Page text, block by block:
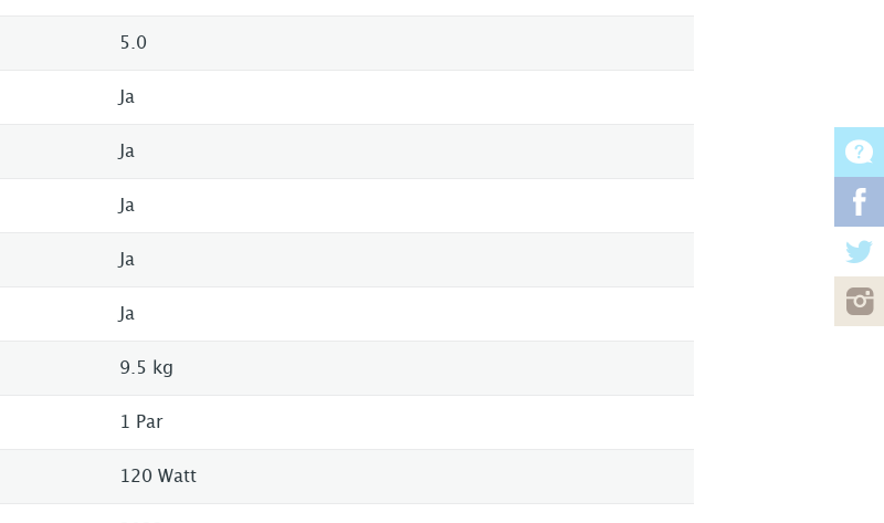
5.0
Ja
Ja
Ja
Ja
Ja
9.5 kg
1 Par
120 Watt